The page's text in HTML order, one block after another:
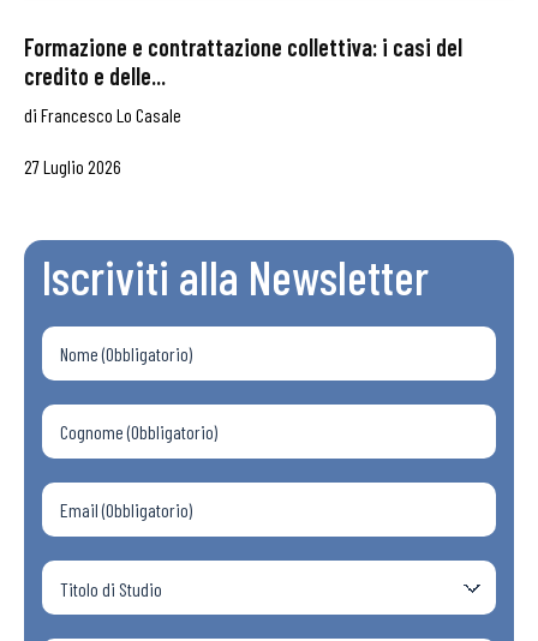
Formazione e contrattazione collettiva: i casi del
credito e delle...
di Francesco Lo Casale
27 Luglio 2026
Iscriviti alla Newsletter